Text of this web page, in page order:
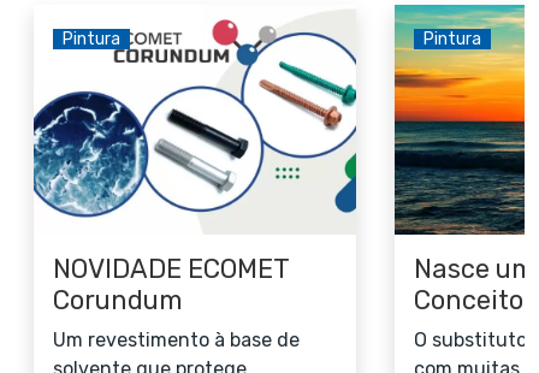
Pintura
NOVIDADE ECOMET
Corundum
Um revestimento à base de
Pintura
Nasce
Conceito
O substituto